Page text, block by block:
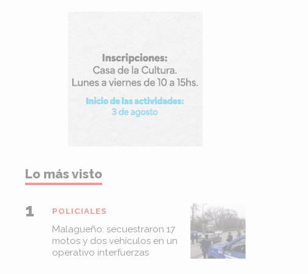
Lo más visto
Malagueño: secuestraron 17
motos y dos vehículos en un
operativo interfuerzas
POLICIALES